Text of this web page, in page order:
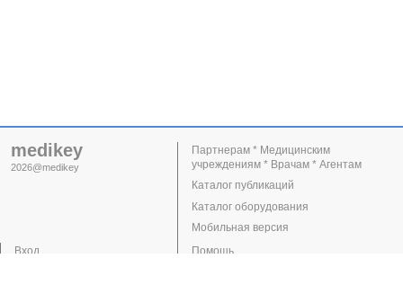
medikey
2026@medikey
Вход
Партнерам * Медицинским
учреждениям * Врачам * Агентам
Каталог публикаций
Каталог оборудования
Мобильная версия
Помощь